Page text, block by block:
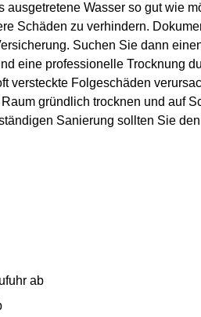
ausgetretene Wasser so gut wie
Schäden zu verhindern.
Suchen Sie dann
eine professionelle Trocknung
versteckte Folgeschäden
gründlich trocknen und auf
Sanierung sollten Sie
ab